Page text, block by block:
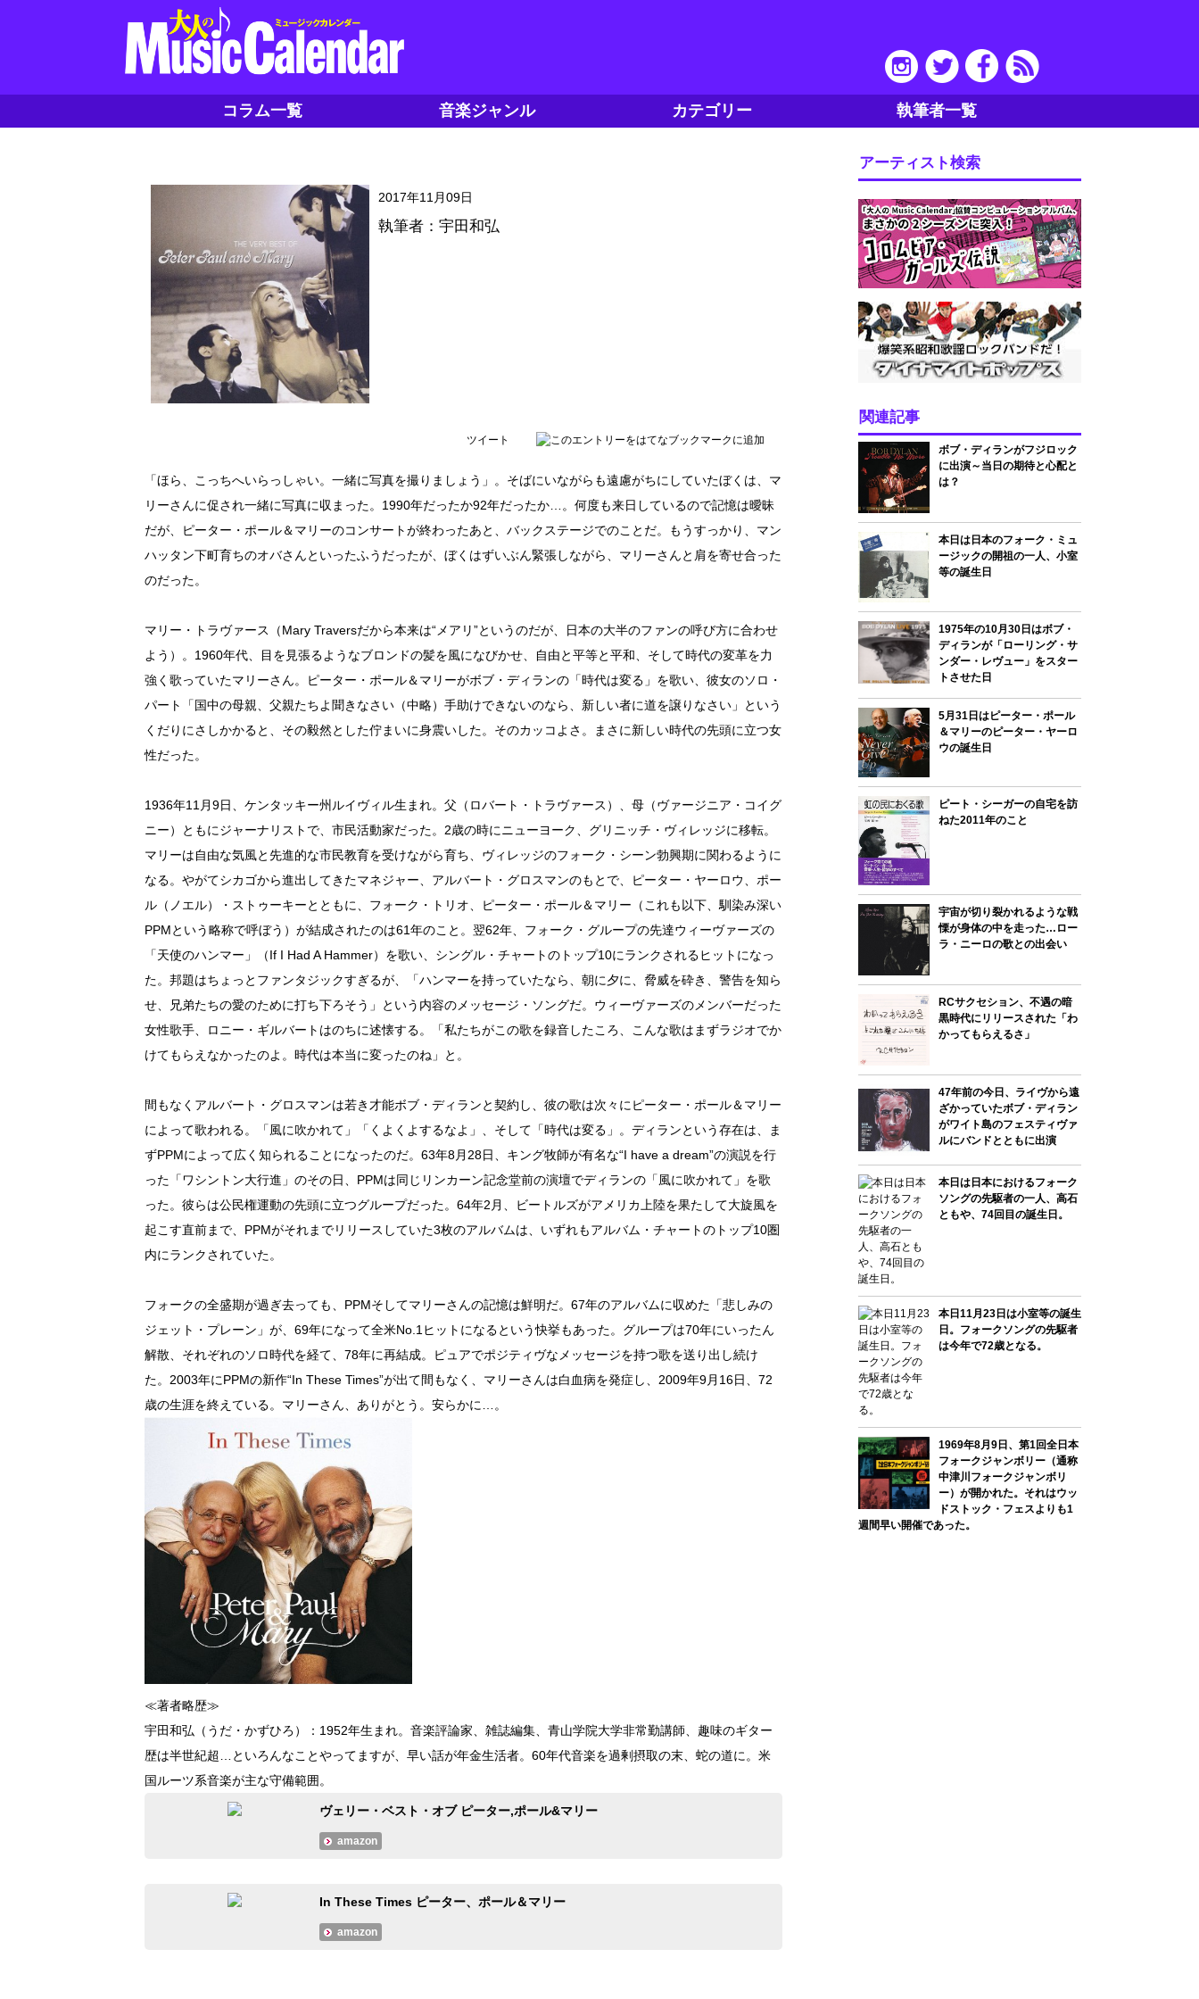
コラム一覧 音楽ジャンル カテゴリー 執筆者一覧
2017年11月09日
執筆者：宇田和弘
ツイート
「ほら、こっちへいらっしゃい。一緒に写真を撮りましょう」。そばにいながらも遠慮がちにしていたぼくは、マ
リーさんに促され一緒に写真に収まった。1990年だったか92年だったか…。何度も来日しているので記憶は曖昧
だが、ピーター・ポール＆マリーのコンサートが終わったあと、バックステージでのことだ。もうすっかり、マン
ハッタン下町育ちのオバさんといったふうだったが、ぼくはずいぶん緊張しながら、マリーさんと肩を寄せ合った
のだった。
マリー・トラヴァース（Mary Traversだから本来は“メアリ”というのだが、日本の大半のファンの呼び方に合わせ
よう）。1960年代、目を見張るようなブロンドの髪を風になびかせ、自由と平等と平和、そして時代の変革を力
強く歌っていたマリーさん。ピーター・ポール＆マリーがボブ・ディランの「時代は変る」を歌い、彼女のソロ・
パート「国中の母親、父親たちよ聞きなさい（中略）手助けできないのなら、新しい者に道を譲りなさい」という
くだりにさしかかると、その毅然とした佇まいに身震いした。そのカッコよさ。まさに新しい時代の先頭に立つ女
性だった。
1936年11月9日、ケンタッキー州ルイヴィル生まれ。父（ロバート・トラヴァース）、母（ヴァージニア・コイグ
ニー）ともにジャーナリストで、市民活動家だった。2歳の時にニューヨーク、グリニッチ・ヴィレッジに移転。
マリーは自由な気風と先進的な市民教育を受けながら育ち、ヴィレッジのフォーク・シーン勃興期に関わるように
なる。やがてシカゴから進出してきたマネジャー、アルバート・グロスマンのもとで、ピーター・ヤーロウ、ポー
ル（ノエル）・ストゥーキーとともに、フォーク・トリオ、ピーター・ポール＆マリー（これも以下、馴染み深い
PPMという略称で呼ぼう）が結成されたのは61年のこと。翌62年、フォーク・グループの先達ウィーヴァーズの
「天使のハンマー」（If I Had A Hammer）を歌い、シングル・チャートのトップ10にランクされるヒットになっ
た。邦題はちょっとファンタジックすぎるが、「ハンマーを持っていたなら、朝に夕に、脅威を砕き、警告を知ら
せ、兄弟たちの愛のために打ち下ろそう」という内容のメッセージ・ソングだ。ウィーヴァーズのメンバーだった
女性歌手、ロニー・ギルバートはのちに述懐する。「私たちがこの歌を録音したころ、こんな歌はまずラジオでか
けてもらえなかったのよ。時代は本当に変ったのね」と。
間もなくアルバート・グロスマンは若き才能ボブ・ディランと契約し、彼の歌は次々にピーター・ポール＆マリー
によって歌われる。「風に吹かれて」「くよくよするなよ」、そして「時代は変る」。ディランという存在は、ま
ずPPMによって広く知られることになったのだ。63年8月28日、キング牧師が有名な“I have a dream”の演説を行
った「ワシントン大行進」のその日、PPMは同じリンカーン記念堂前の演壇でディランの「風に吹かれて」を歌
った。彼らは公民権運動の先頭に立つグループだった。64年2月、ビートルズがアメリカ上陸を果たして大旋風を
起こす直前まで、PPMがそれまでリリースしていた3枚のアルバムは、いずれもアルバム・チャートのトップ10圏
内にランクされていた。
フォークの全盛期が過ぎ去っても、PPMそしてマリーさんの記憶は鮮明だ。67年のアルバムに収めた「悲しみの
ジェット・プレーン」が、69年になって全米No.1ヒットになるという快挙もあった。グループは70年にいったん
解散、それぞれのソロ時代を経て、78年に再結成。ピュアでポジティヴなメッセージを持つ歌を送り出し続け
た。2003年にPPMの新作“In These Times”が出て間もなく、マリーさんは白血病を発症し、2009年9月16日、72
歳の生涯を終えている。マリーさん、ありがとう。安らかに…。
≪著者略歴≫
宇田和弘（うだ・かずひろ）：1952年生まれ。音楽評論家、雑誌編集、青山学院大学非常勤講師、趣味のギター
歴は半世紀超…といろんなことやってますが、早い話が年金生活者。60年代音楽を過剰摂取の末、蛇の道に。米
国ルーツ系音楽が主な守備範囲。
ヴェリー・ベスト・オブ ピーター,ポール&マリー
amazon
In These Times ピーター、ポール＆マリー
amazon
アーティスト検索
関連記事
ボブ・ディランがフジロック
に出演～当日の期待と心配と
は？
本日は日本のフォーク・ミュ
ージックの開祖の一人、小室
等の誕生日
1975年の10月30日はボブ・
ディランが「ローリング・サ
ンダー・レヴュー」をスター
トさせた日
5月31日はピーター・ポール
＆マリーのピーター・ヤーロ
ウの誕生日
ピート・シーガーの自宅を訪
ねた2011年のこと
宇宙が切り裂かれるような戦
慄が身体の中を走った…ロー
ラ・ニーロの歌との出会い
RCサクセション、不遇の暗
黒時代にリリースされた「わ
かってもらえるさ」
47年前の今日、ライヴから遠
ざかっていたボブ・ディラン
がワイト島のフェスティヴァ
ルにバンドとともに出演
本日は日本におけるフォーク
ソングの先駆者の一人、高石
ともや、74回目の誕生日。
本日11月23日は小室等の誕生
日。フォークソングの先駆者
は今年で72歳となる。
1969年8月9日、第1回全日本
フォークジャンボリー（通称
中津川フォークジャンボリ
ー）が開かれた。それはウッ
ドストック・フェスよりも1
週間早い開催であった。